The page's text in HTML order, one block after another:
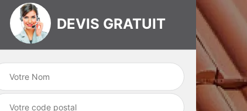
Couvreur 69
Peinture intérieur
et extérieur 69
DEVIS GRATUIT